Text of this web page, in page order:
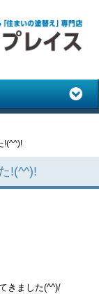
!(^^)!
!(^^)!
きました(^^)/